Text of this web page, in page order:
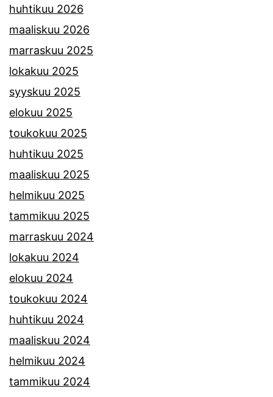
huhtikuu 2026
maaliskuu 2026
marraskuu 2025
lokakuu 2025
syyskuu 2025
elokuu 2025
toukokuu 2025
huhtikuu 2025
maaliskuu 2025
helmikuu 2025
tammikuu 2025
marraskuu 2024
lokakuu 2024
elokuu 2024
toukokuu 2024
huhtikuu 2024
maaliskuu 2024
helmikuu 2024
tammikuu 2024